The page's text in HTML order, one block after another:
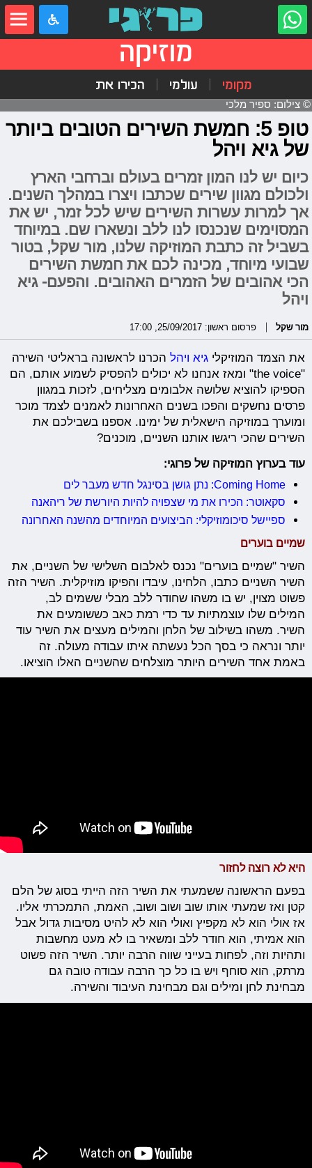
מוזיקה
מקומי עולמי הכירו את
© צילום: ספיר מלכי
טופ 5: חמשת השירים הטובים ביותר
של גיא ויהל
כיום יש לנו המון זמרים בעולם וברחבי הארץ
ולכולם מגוון שירים שכתבו ויצרו במהלך השנים.
אך למרות עשרות השירים שיש לכל זמר, יש את
המסוימים שנכנסו לנו ללב ונשארו שם. במיוחד
בשביל זה כתבת המוזיקה שלנו, מור שקל, בטור
שבועי מיוחד, מכינה לכם את חמשת השירים
הכי אהובים של הזמרים האהובים. והפעם- גיא
ויהל
מור שקל פרסום ראשון: 25/09/2017, 17:00
את הצמד המוזיקליגיא ויהל הכרנו לראשונה בראליטי השירה
"the voice" ומאז אנחנו לא יכולים להפסיק לשמוע אותם, הם
הספיקו להוציא שלושה אלבומים מצליחים, לזכות במגוון
פרסים נחשקים והפכו בשנים האחרונות לאמנים לצמד מוכר
ומוערך במוזיקה הישאלית של ימינו. אספנו בשבילכם את
השירים שהכי ריגשו אותנו השניים, מוכנים?
עוד בערוץ המוזיקה של פרוגי:
Coming Home: נתן גושן בסינגל חדש מעבר לים
סקאוטר: הכירו את מי שצפויה להיות היורשת של ריהאנה
ספיישל סיכומוזיקלי: הביצועים המיוחדים מהשנה האחרונה
שמיים בוערים
השיר "שמיים בוערים" נכנס לאלבום השלישי של השניים, את
השיר השניים כתבו, הלחינו, עיבדו והפיקו מוזיקלית. השיר הזה
פשוט מצוין, יש בו משהו שחודר ללב מבלי ששמים לב,
המילים שלו עוצמתיות עד כדי רמת כאב כששומעים את
השיר. משהו בשילוב של הלחן והמילים מעצים את השיר עוד
יותר ונראה כי בסך הכל נעשתה איתו עבודה מעולה. זה
באמת אחד השירים היותר מוצלחים שהשניים האלו הוציאו.
היא לא רוצה לחזור
בפעם הראשונה ששמעתי את השיר הזה הייתי בסוג של הלם
קטן ואז שמעתי אותו שוב ושוב ושוב, האמת, התמכרתי אליו.
אז אולי הוא לא מקפיץ ואולי הוא לא להיט מסיבות גדול אבל
הוא אמיתי, הוא חודר ללב ומשאיר בו לא מעט מחשבות
ותהיות וזה, לפחות בעייני שווה הרבה יותר. השיר הזה פשוט
מרתק, הוא סוחף ויש בו כל כך הרבה עבודה טובה גם
מבחינת לחן ומילים וגם מבחינת העיבוד והשירה.